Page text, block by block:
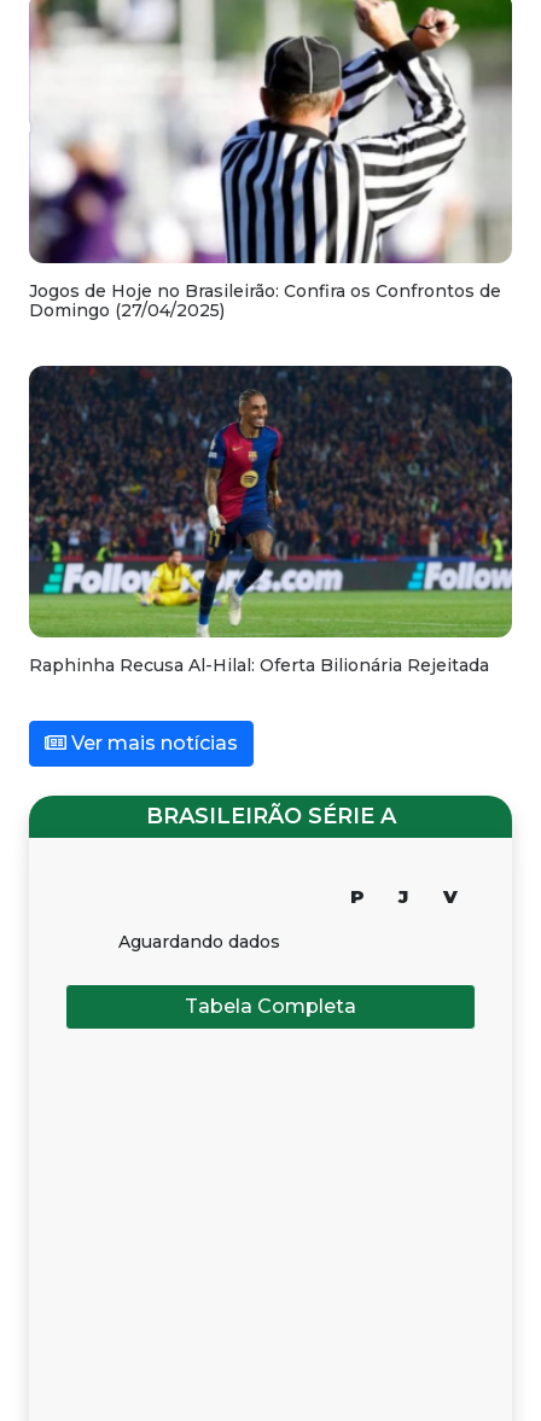
Jogos de Hoje no Brasileirão: Confira os Confrontos de
Domingo (27/04/2025)
Raphinha Recusa Al-Hilal: Oferta Bilionária Rejeitada
Ver mais notícias
BRASILEIRÃO SÉRIE A
P J V
Aguardando dados
Tabela Completa